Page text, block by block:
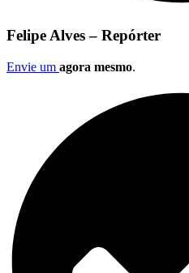
Felipe Alves – Repórter
Envie um agora mesmo.